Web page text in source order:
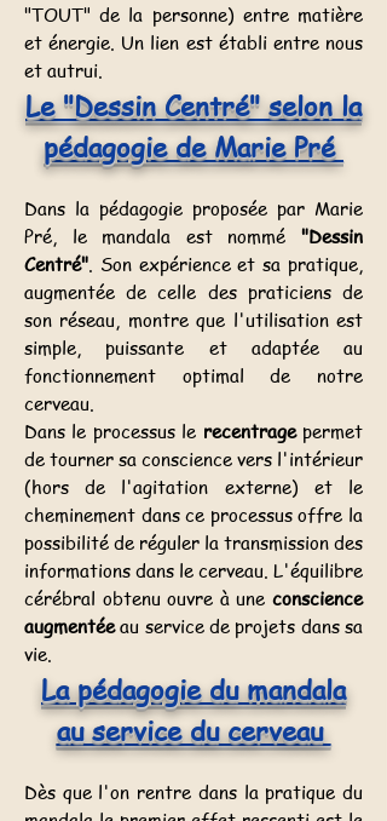
"TOUT" de la personne) entre matière
et énergie. Un lien est établi entre nous
et autrui.
Le "Dessin Centré" selon la
pédagogie de Marie Pré
Dans la pédagogie proposée par Marie
Pré, le mandala est nommé "Dessin
Centré". Son expérience et sa pratique,
augmentée de celle des praticiens de
son réseau, montre que l'utilisation est
simple, puissante et adaptée au
fonctionnement optimal de notre
cerveau.
Dans le processus le recentragepermet
de tourner sa conscience vers l'intérieur
(hors de l'agitation externe) et le
cheminement dans ce processus offre la
possibilité de réguler la transmission des
informations dans le cerveau. L'équilibre
cérébral obtenu ouvre à une conscience
augmentéeau service de projets dans sa
vie.​
​​La pédagogie du mandala
au service du cerveau
Dès que l'on rentre dans la pratique du